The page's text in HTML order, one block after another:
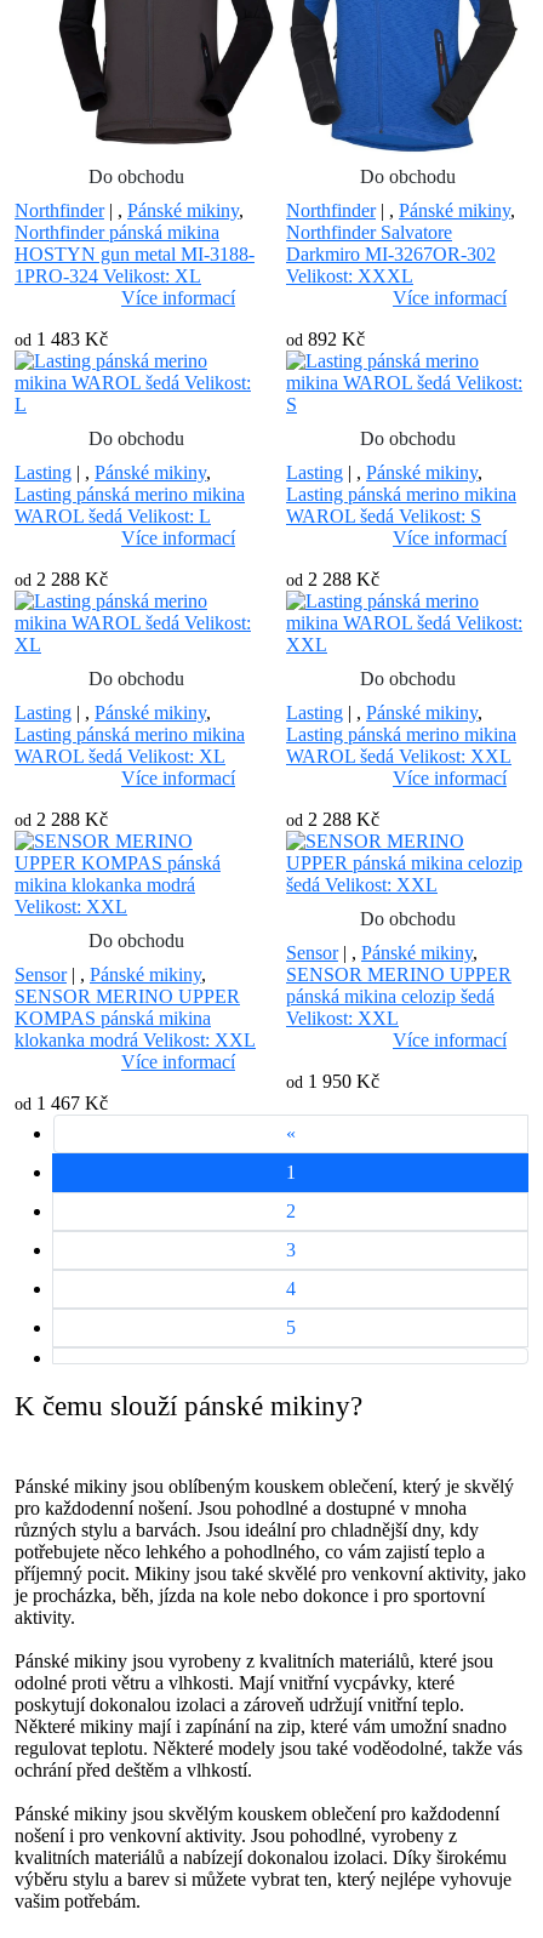
Do obchodu
Northfinder| , Pánské mikiny,
Northfinder pánská mikina
HOSTYN gun metal MI-3188-
1PRO-324 Velikost: XL
Více informací
od 1 483 Kč
Do obchodu
Northfinder| , Pánské mikiny,
Northfinder Salvatore
Darkmiro MI-3267OR-302
Velikost: XXXL
Více informací
od 892 Kč
Do obchodu
Lasting | , Pánské mikiny,
Lasting pánská merino mikina
WAROL šedá Velikost: L
Více informací
od 2 288 Kč
Do obchodu
Lasting | , Pánské mikiny,
Lasting pánská merino mikina
WAROL šedá Velikost: S
Více informací
od 2 288 Kč
Do obchodu
Lasting | , Pánské mikiny,
Lasting pánská merino mikina
WAROL šedá Velikost: XL
Více informací
od 2 288 Kč
Do obchodu
Lasting | , Pánské mikiny,
Lasting pánská merino mikina
WAROL šedá Velikost: XXL
Více informací
od 2 288 Kč
Do obchodu
Sensor| , Pánské mikiny,
SENSOR MERINO UPPER
KOMPAS pánská mikina
klokanka modrá Velikost: XXL
Více informací
od 1 467 Kč
Do obchodu
Sensor| , Pánské mikiny,
SENSOR MERINO UPPER
pánská mikina celozip šedá
Velikost: XXL
Více informací
od 1 950 Kč
«
1
2
3
4
5
K čemu slouží pánské mikiny?
Pánské mikiny jsou oblíbeným kouskem oblečení, který je skvělý
pro každodenní nošení. Jsou pohodlné a dostupné v mnoha
různých stylu a barvách. Jsou ideální pro chladnější dny, kdy
potřebujete něco lehkého a pohodlného, co vám zajistí teplo a
příjemný pocit. Mikiny jsou také skvělé pro venkovní aktivity, jako
je procházka, běh, jízda na kole nebo dokonce i pro sportovní
aktivity.
Pánské mikiny jsou vyrobeny z kvalitních materiálů, které jsou
odolné proti větru a vlhkosti. Mají vnitřní vycpávky, které
poskytují dokonalou izolaci a zároveň udržují vnitřní teplo.
Některé mikiny mají i zapínání na zip, které vám umožní snadno
regulovat teplotu. Některé modely jsou také voděodolné, takže vás
ochrání před deštěm a vlhkostí.
Pánské mikiny jsou skvělým kouskem oblečení pro každodenní
nošení i pro venkovní aktivity. Jsou pohodlné, vyrobeny z
kvalitních materiálů a nabízejí dokonalou izolaci. Díky širokému
výběru stylu a barev si můžete vybrat ten, který nejlépe vyhovuje
vašim potřebám.